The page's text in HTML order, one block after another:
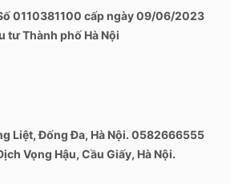
0110381100 cấp ngày 09/06/2023
tư Thành phố Hà Nội
Liệt, Đống Đa, Hà Nội. 0582666555
Vọng Hậu, Cầu Giấy, Hà Nội.